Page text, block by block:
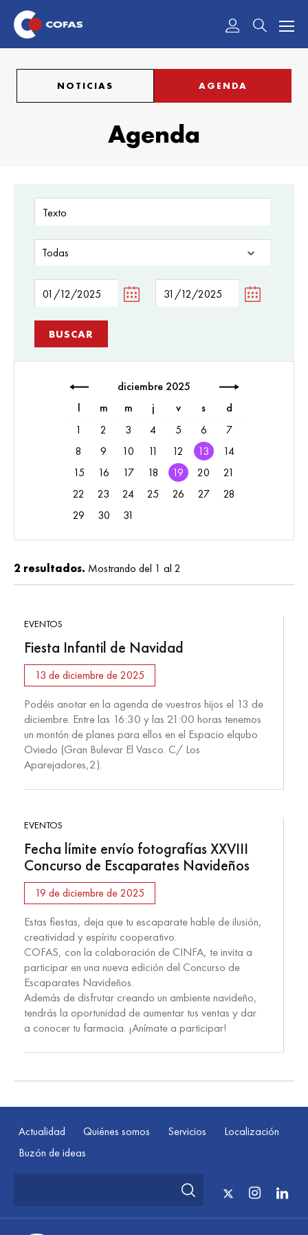
NOTICIAS AGENDA
Agenda
diciembre 2025
l
m m j v s
d
1
2 3 4 5 6
7
8
9 10 11 12 13
14
15
16 17 18 19 20
21
22
23 24 25 26 27
28
29
30 31
2 resultados. Mostrando del 1 al 2
EVENTOS
Fiesta Infantil de Navidad
13 de diciembre de 2025
Podéis anotar en la agenda de vuestros hijos el 13 de
diciembre. Entre las 16:30 y las 21:00 horas tenemos
un montón de planes para ellos en el Espacio elqubo
Oviedo (Gran Bulevar El Vasco. C/ Los
Aparejadores,2).
EVENTOS
Fecha límite envío fotografías XXVIII
Concurso de Escaparates Navideños
19 de diciembre de 2025
Estas fiestas, deja que tu escaparate hable de ilusión,
creatividad y espíritu cooperativo.
COFAS, con la colaboración de CINFA, te invita a
participar en una nueva edición del Concurso de
Escaparates Navideños.
Además de disfrutar creando un ambiente navideño,
tendrás la oportunidad de aumentar tus ventas y dar
a conocer tu farmacia. ¡Anímate a participar!
Actualidad Quiénes somos Servicios
Localización
Buzón de ideas